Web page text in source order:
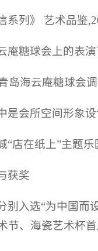
系列》 艺术品鉴
庵糖球会上的表
青岛海云庵糖球会
是会所空间形象
“店在纸上”主题
获奖
别入选“为中国而
节、海瓷艺术杯